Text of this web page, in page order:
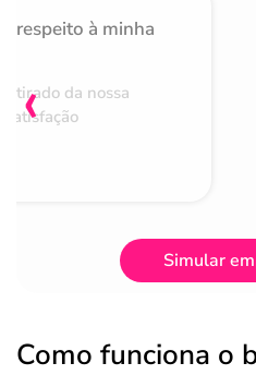
respeito à minha
da nossa
‹
Simular
Como funciona o